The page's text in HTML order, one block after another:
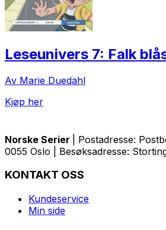
Leseunivers 7: Falk
Av Marie Duedahl
Kjøp her
Norske Serier
| Postadresse:
0055 Oslo | Besøksadresse:
KONTAKT OSS
Kundeservice
Min side